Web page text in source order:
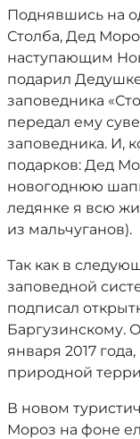
Поднявшись на
Столба, Дед
наступающим
подарил
заповедника
передал ему
заповедника. И,
подарков: Дед
новогоднюю
ледянке я всю
из мальчуганов).
Так как в
заповедной
подписал
Баргузинскому.
января 2017
природной
В новом
Мороз на фоне